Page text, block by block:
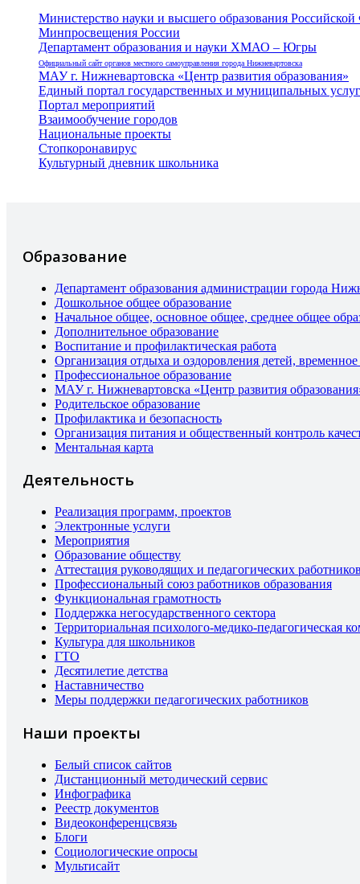
Министерство науки и высшего образования
Минпросвещения России
Департамент образования и науки ХМАО – Югры
Официальный сайт органов местного самоуправления города Нижневартовска
МАУ г. Нижневартовска «Центр развития образования»
Единый портал государственных и муниципальных услуг
Портал мероприятий
Взаимообучение городов
Национальные проекты
Стопкоронавирус
Культурный дневник школьника
Образование
Департамент образования администрации города
Дошкольное общее образование
Начальное общее, основное общее, среднее общее
Дополнительное образование
Воспитание и профилактическая работа
Организация отдыха и оздоровления детей,
Профессиональное образование
МАУ г. Нижневартовска «Центр развития
Родительское образование
Профилактика и безопасность
Организация питания и общественный контроль
Ментальная карта
Деятельность
Реализация программ, проектов
Электронные услуги
Мероприятия
Образование обществу
Аттестация руководящих и педагогических работников
Профессиональный союз работников образования
Функциональная грамотность
Поддержка негосударственного сектора
Территориальная психолого-медико-педагогическая
Культура для школьников
ГТО
Десятилетие детства
Наставничество
Меры поддержки педагогических работников
Наши проекты
Белый список сайтов
Дистанционный методический сервис
Инфографика
Реестр документов
Видеоконференцсвязь
Блоги
Социологические опросы
Мультисайт